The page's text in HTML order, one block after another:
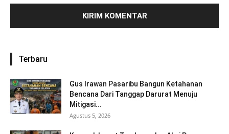
Terbaru
Gus Irawan Pasaribu Bangun Ketahanan
Bencana Dari Tanggap Darurat Menuju
Mitigasi...
Agustus 5, 2026